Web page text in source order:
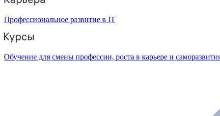
Профессиональное развитие в IT
Обучение для смены профессии, роста в карьере и